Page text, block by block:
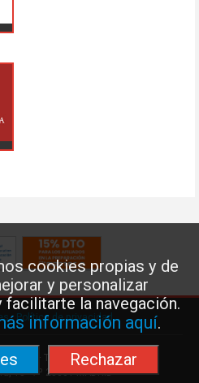
cookies propias y de
y personalizar
la navegación.
información aquí.
Rechazar
·Política de privacidad
USO · Teléfono: 91 577 41 13 ·
13 · 7º 28001 MADRID